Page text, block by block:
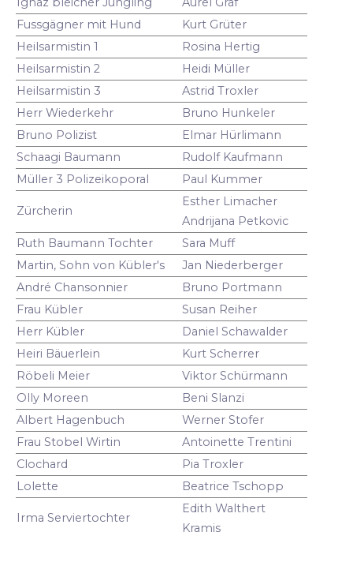
Fussgägner mit Hund
Kurt Grüter
Heilsarmistin 1
Rosina Hertig
Heilsarmistin 2
Heidi Müller
Heilsarmistin 3
Astrid Troxler
Herr Wiederkehr
Bruno Hunkeler
Bruno Polizist
Elmar Hürlimann
Schaagi Baumann
Rudolf Kaufmann
Müller 3 Polizeikoporal
Paul Kummer
Zürcherin
Esther Limacher
Andrijana Petkovic
Ruth Baumann Tochter
Sara Muff
Martin, Sohn von Kübler's
Jan Niederberger
André Chansonnier
Bruno Portmann
Frau Kübler
Susan Reiher
Herr Kübler
Daniel Schawalder
Heiri Bäuerlein
Kurt Scherrer
Röbeli Meier
Viktor Schürmann
Olly Moreen
Beni Slanzi
Albert Hagenbuch
Werner Stofer
Frau Stobel Wirtin
Antoinette Trentini
Clochard
Pia Troxler
Lolette
Beatrice Tschopp
Irma Serviertochter
Edith Walthert
Kramis